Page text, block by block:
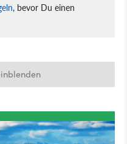
, bevor Du einen